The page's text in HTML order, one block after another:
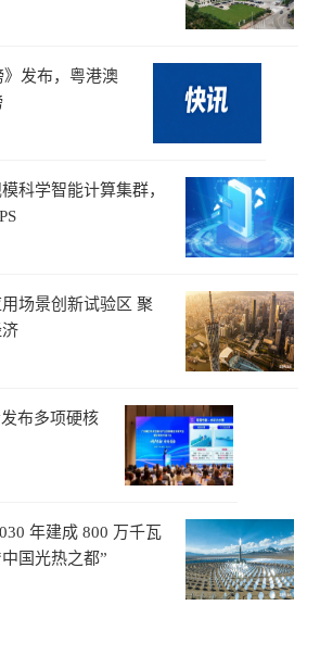
》发布，粤港澳
科学智能计算集群，
场景创新试验区 聚
布多项硬核
年建成 800 万千瓦
国光热之都”